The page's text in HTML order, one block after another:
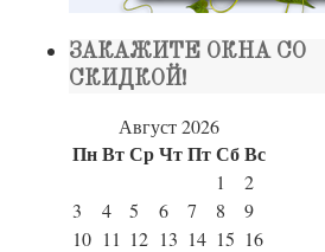
ЗАКАЖИТЕ ОКНА СО
СКИДКОЙ!
Август 2026
ПнВтСрЧтПтСбВс
1
2
3
4 5 6 7 8
9
10 11 12 13 14 15 16